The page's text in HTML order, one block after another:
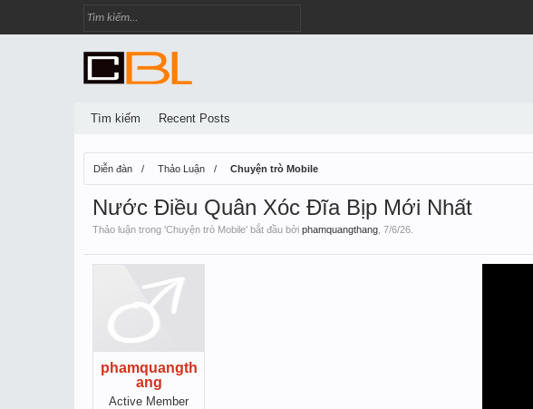
Diễn đàn Thảo Luận Chuyện trò Mobile
Nước Điều Quân Xóc Đĩa Bịp Mới Nhất
Thảo luận trong 'Chuyện trò Mobile' bắt đầu bởi phamquangthang 7/6/26
phamquangth
ang
Active Member
Tìm kiếm Recent Posts